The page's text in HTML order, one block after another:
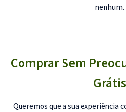
nenhum.
Comprar Sem
Grátis
Queremos que a sua experiência